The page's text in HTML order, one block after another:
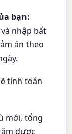
bạn:
nhập bất
án theo
tính toán
mới, tổng
được